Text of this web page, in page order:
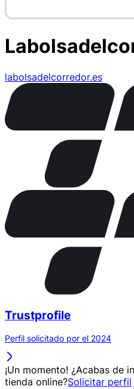
labolsadelcorredor.es
Trustprofile
Perfil solicitado por el 2024
¡Un momento! ¿Acabas de
tienda online?Solicitar perfil